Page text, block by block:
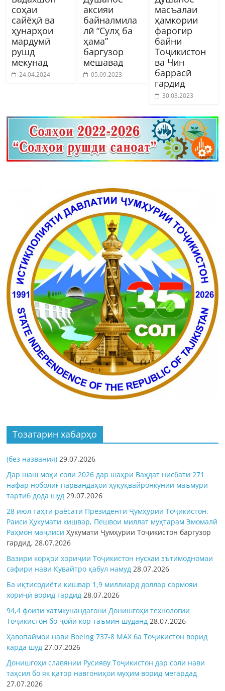
соҳаи
сайёҳӣ ва
ҳунарҳои
мардумӣ
рушд
мекунад
24.04.2024
аксияи
байналмила
лӣ “Сулҳ ба
ҳама”
баргузор
мешавад
05.09.2023
масъалаи
ҳамкории
фарогир
байни
Тоҷикистон
ва Чин
баррасӣ
гардид
30.03.2023
Тозатарин хабарҳо
(без названия) 29.07.2026
Дар шаш моҳи соли 2026 дар шаҳри Ваҳдат нисбати 271
нафар ноболиғ парвандаҳои ҳуқуқвайронкунии маъмурӣ
тартиб дода шуд 29.07.2026
28 июл таҳти раёсати Президенти Ҷумҳурии Тоҷикистон,
Раиси Ҳукумати кишвар, Пешвои миллат муҳтарам Эмомалӣ
Раҳмон маҷлисиҲукумати Ҷумҳурии Тоҷикистон баргузор
гардид.28.07.2026
Вазири корҳои хориҷии Тоҷикистон нусхаи эътимодномаи
сафири нави Кувайтро қабул намуд 28.07.2026
Ба иқтисодиёти кишвар 1,9 миллиард доллар сармояи
хориҷӣ ворид гардид 28.07.2026
94,4 фоизи хатмкунандагони Донишгоҳи технологии
Тоҷикистон бо ҷойи кор таъмин шуданд 28.07.2026
Ҳавопаймои нави Boeing 737-8 MAX ба Тоҷикистон ворид
карда шуд 27.07.2026
Донишгоҳи славянии Русияву Тоҷикистон дар соли нави
таҳсил бо як қатор навгониҳои муҳим ворид мегардад
27.07.2026